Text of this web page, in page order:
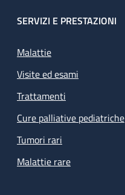
SERVIZI E PRESTAZIONI
Malattie
Visite ed esami
Trattamenti
Cure palliative pediatriche
Tumori rari
Malattie rare